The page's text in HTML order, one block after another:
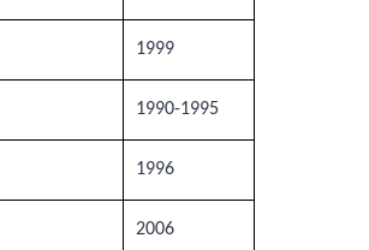
1999
1990-1995
1996
2006